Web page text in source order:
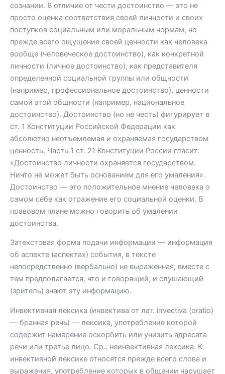
сознании. В отличие от чести достоинство — это не
просто оценка соответствия своей личности и своих
поступков социальным или моральным нормам, но
прежде всего ощущение своей ценности как человека
вообще (человеческое достоинство), как конкретной
личности (личное достоинство), как представителя
определенной социальной группы или общности
(например, профессиональное достоинство), ценности
самой этой общности (например, национальное
достоинство). Достоинство (но не честь) фигурирует в
ст. 1 Конституции Российской Федерации как
абсолютно неотъемлемая и охраняемая государством
ценность. Часть 1 ст. 21 Конституции России гласит:
«Достоинство личности охраняется государством.
Ничто не может быть основанием для его умаления».
Достоинство — это положительное мнение человека о
самом себе как отражение его социальной оценки. В
правовом плане можно говорить об умалении
достоинства.
Затекстовая форма подачи информации — информация
об аспекте (аспектах) события, в тексте
непосредственно (вербально) не выраженная; вместе с
тем предполагается, что и говорящий, и слушающий
(зритель) знают эту информацию.
Инвективная лексика (инвектива от лат. invectiva (oratio)
— бранная речь) — лексика, употребление которой
содержит намерение оскорбить или унизить адресата
речи или третье лицо. Ср.: неинвективная лексика. К
инвективной лексике относятся прежде всего слова и
выражения, употребление которых в общении нарушает